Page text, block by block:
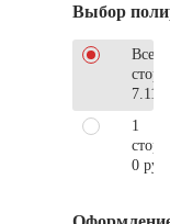
Выбор
Все
7.110
1
0 руб.